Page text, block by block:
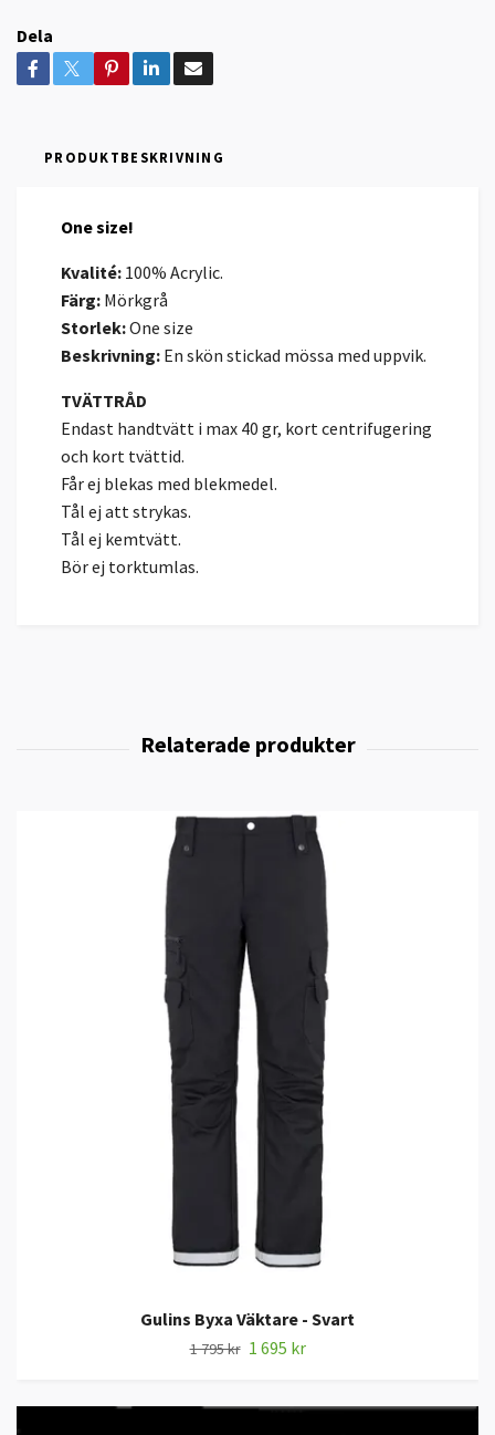
Dela
PRODUKTBESKRIVNING
One size!
Kvalité: 100% Acrylic.
Färg: Mörkgrå
Storlek:One size
Beskrivning: En skön stickad mössa med uppvik.
TVÄTTRÅD
Endast handtvätt i max 40 gr, kort centrifugering
och kort tvättid.
Får ej blekas med blekmedel.
Tål ej att strykas.
Tål ej kemtvätt.
Bör ej torktumlas.
Gulins Byxa Väktare - Svart
1 795 kr 1 695 kr